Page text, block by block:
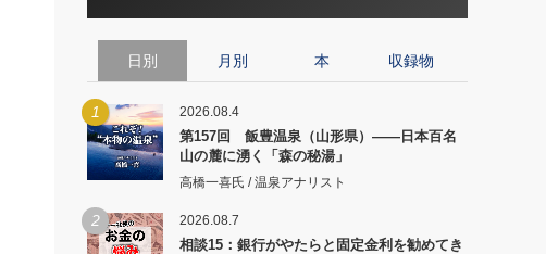
日別 月別 本 収録物
1 2026.08.4
第157回 飯豊温泉（山形県）――日本百名
山の麓に湧く「森の秘湯」
高橋一喜氏 / 温泉アナリスト
2 2026.08.7
相談15：銀行がやたらと固定金利を勧めてき